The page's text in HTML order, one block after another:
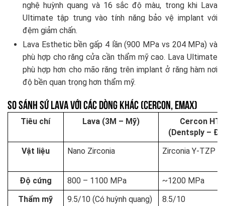
nghệ huỳnh quang và 16 sắc độ màu, trong khi Lava
Ultimate tập trung vào tính năng bảo vệ implant với
đệm giảm chấn.
Lava Esthetic bền gấp 4 lần (900 MPa vs 204 MPa) và
phù hợp cho răng cửa cần thẩm mỹ cao. Lava Ultimate
phù hợp hơn cho mão răng trên implant ở răng hàm nơi
độ bền quan trọng hơn thẩm mỹ.
So sánh sứ Lava với các dòng khác (Cercon, Emax)
Tiêu chí Lava (3M – Mỹ)
Cercon HT
(Dentsply –
Vật liệu
Nano Zirconia Zirconia Y-TZP
Độ cứng 800 – 1100 MPa
~1200 MPa
Thẩm mỹ
9.5/10 (Có huỳnh quang) 8.5/10